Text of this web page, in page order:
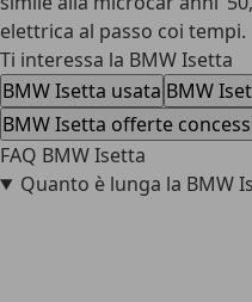
elettrica al passo coi tempi.
Ti interessa la BMW Isetta
BMW Isetta usata BMW
BMW Isetta offerte
FAQ BMW Isetta
Quanto è lunga la BMW